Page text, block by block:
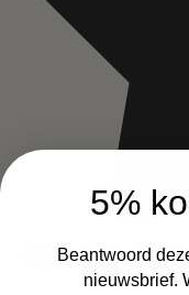
Qualité
5%
Beantwoord
nieuwsbrief.